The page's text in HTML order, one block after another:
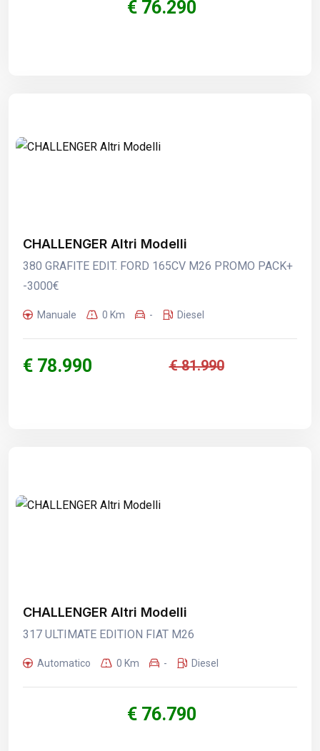
€ 76.290
CHALLENGER Altri Modelli
380 GRAFITE EDIT. FORD 165CV M26 PROMO PACK+
-3000€
Manuale 0 Km - Diesel
€ 78.990 € 81.990
CHALLENGER Altri Modelli
317 ULTIMATE EDITION FIAT M26
Automatico 0 Km - Diesel
€ 76.790